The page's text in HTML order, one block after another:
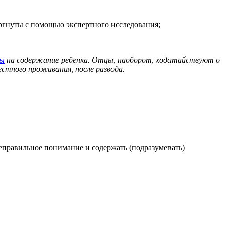
с помощью экспертного исследования;
на содержание ребенка. Отцы, наоборот, ходатайствуют о
проживания, после развода.
понимание и содержать (подразумевать)